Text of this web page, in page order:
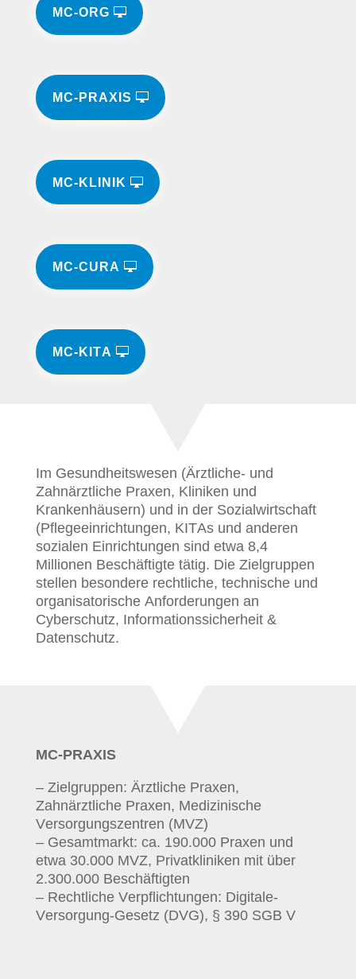
MC-ORG
MC-PRAXIS
MC-KLINIK
MC-CURA
MC-KITA
Im Gesundheitswesen (Ärztliche- und
Zahnärztliche Praxen, Kliniken und
Krankenhäusern) und in der Sozialwirtschaft
(Pflegeeinrichtungen, KITAs und anderen
sozialen Einrichtungen sind etwa 8,4
Millionen Beschäftigte tätig. Die Zielgruppen
stellen besondere rechtliche, technische und
organisatorische Anforderungen an
Cyberschutz, Informationssicherheit &
Datenschutz.
MC-PRAXIS
– Zielgruppen: Ärztliche Praxen,
Zahnärztliche Praxen, Medizinische
Versorgungszentren (MVZ)
– Gesamtmarkt: ca. 190.000 Praxen und
etwa 30.000 MVZ, Privatkliniken mit über
2.300.000 Beschäftigten
– Rechtliche Verpflichtungen: Digitale-
Versorgung-Gesetz (DVG), § 390 SGB V